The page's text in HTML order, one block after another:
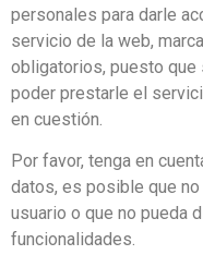
personales para darle
servicio de la web,
obligatorios, puesto que
poder prestarle el
en cuestión.
Por favor, tenga en
datos, es posible que
usuario o que no pueda
funcionalidades.